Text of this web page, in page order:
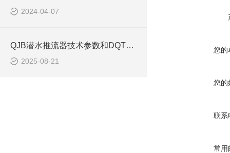
2024-04-07
QJB潜水推流器技术参数和DQT潜水推进器型号如何选型
2025-08-21
您的
您的
联系
常用